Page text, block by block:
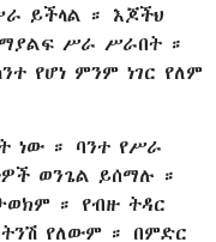
ይችላል ። እጆችህ
ሥራ ሥራበት ።
የሆነ ምንም ነገር የለም
ነው ። ባንተ የሥራ
ወንጌል ይሰማሉ ።
። የብዙ ትዳር
የለውም ። በምድር